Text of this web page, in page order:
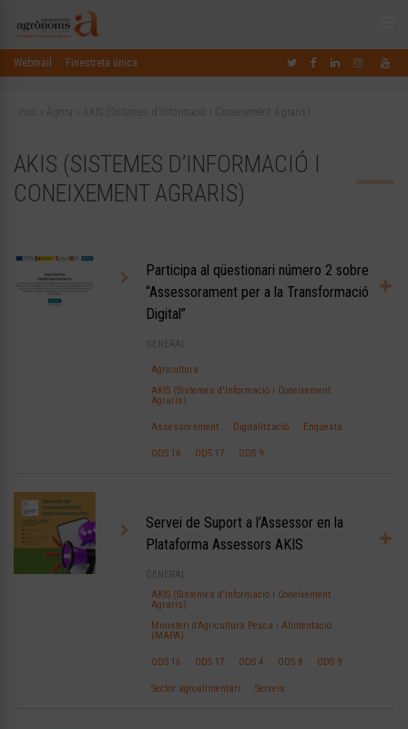
Webmail Finestreta única
Inici Àgora AKIS (Sistemes d'Informació i Coneixement Agraris)
AKIS (SISTEMES D’INFORMACIÓ I
CONEIXEMENT AGRARIS)
Participa al qüestionari número 2 sobre
“Assessorament per a la Transformació
Digital”
GENERAL
Agricultura
AKIS (Sistemes d'Informació i Coneixement
Agraris)
Assessorament Digitalització Enquesta
ODS 16 ODS 17 ODS 9
Servei de Suport a l’Assessor en la
Plataforma Assessors AKIS
GENERAL
AKIS (Sistemes d'Informació i Coneixement
Agraris)
Ministeri d’Agricultura Pesca i Alimentació
(MAPA)
ODS 16 ODS 17 ODS 4 ODS 8 ODS 9
Sector agroalimentari Serveis